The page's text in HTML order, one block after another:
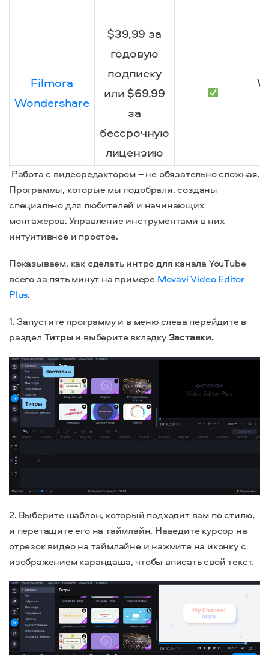
Filmora
Wondershare
$39,99 за
годовую
подписку
или $69,99
за
бессрочную
лицензию
Работа с видеоредактором – не обязательно сложная.
Программы, которые мы подобрали, созданы
специально для любителей и начинающих
монтажеров. Управление инструментами в них
интуитивное и простое.
Показываем, как сделать интро для канала YouTube
всего за пять минут на примере Movavi Video Editor
Plus.
1. Запустите программу и в меню слева перейдите в
раздел Титрыи выберите вкладкуЗаставки.
2. Выберите шаблон, который подходит вам по стилю,
и перетащите его на таймлайн. Наведите курсор на
отрезок видео на таймлайне и нажмите на иконку с
изображением карандаша, чтобы вписать свой текст.